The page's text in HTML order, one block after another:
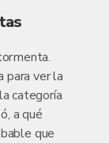
para ver la
categoría
a qué
que